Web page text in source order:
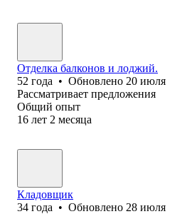
Отделка балконов и лоджий.
52 года • Обновлено 20 июля
Рассматривает предложения
Общий опыт
16 лет 2 месяца
Кладовщик
34 года • Обновлено 28 июля